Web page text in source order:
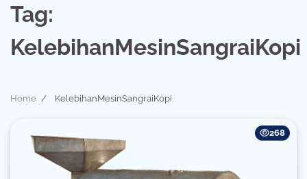
Tag:
KelebihanMesinSangraiKopi
Home KelebihanMesinSangraiKopi
268